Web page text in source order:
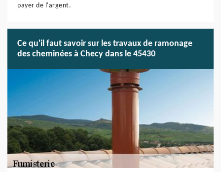
payer de l'argent.
Ce qu'il faut savoir sur les travaux de ramonage
des cheminées à Checy dans le 45430